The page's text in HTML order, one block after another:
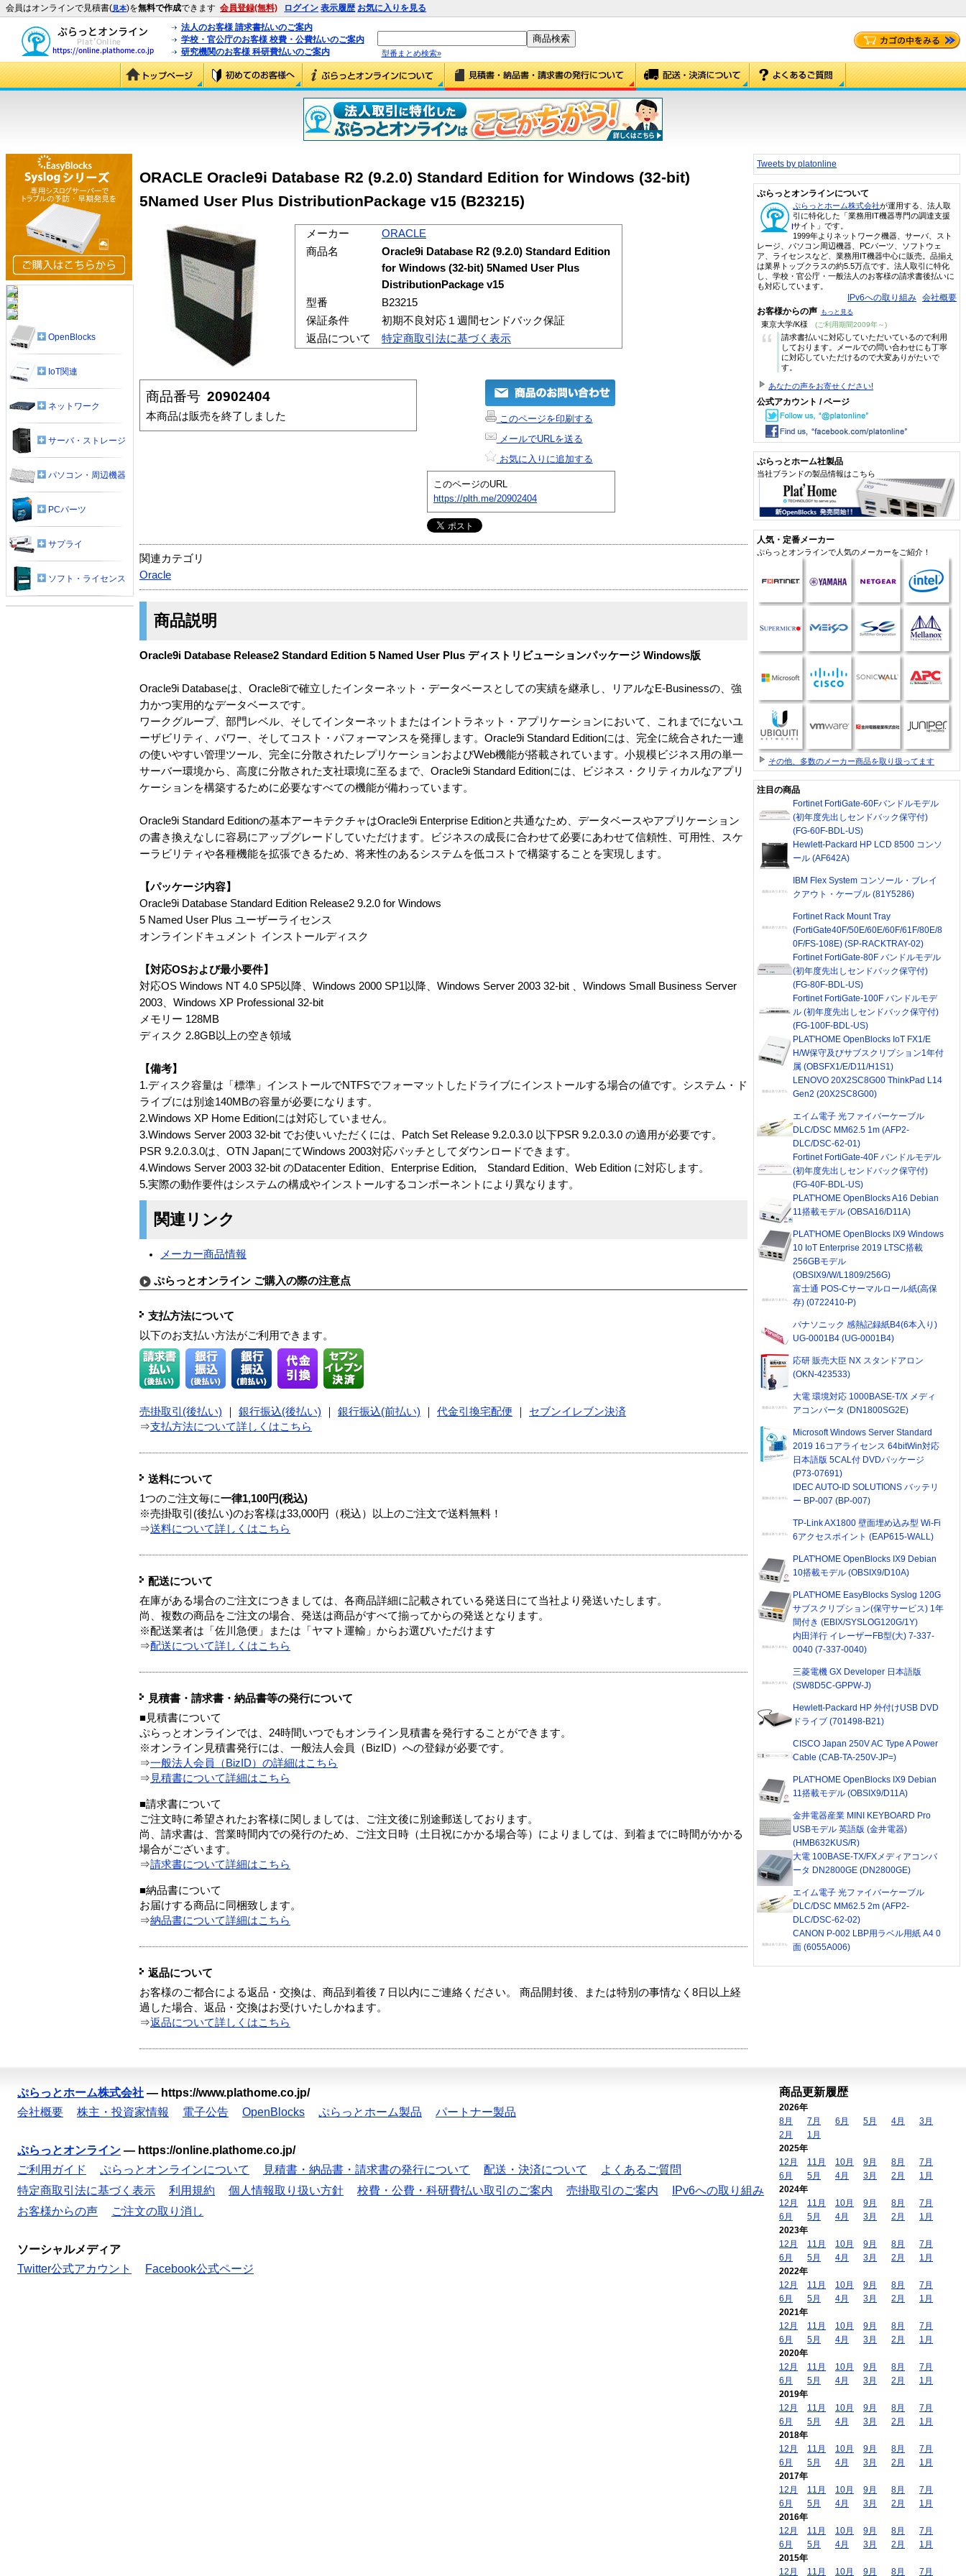
会員はオンラインで見積書(見本)を無料で作成できます 会員登録(無料) ログイン 表示履歴 お気に入りを見る
法人のお客様 請求書払いのご案内
学校・官公庁のお客様 校費・公費払いのご案内
研究機関のお客様 科研費払いのご案内
型番まとめ検索»
ORACLE Oracle9i Database R2 (9.2.0) Standard Edition for Windows (32-bit)
5Named User Plus DistributionPackage v15 (B23215)
メーカー
ORACLE
商品名
Oracle9i Database R2 (9.2.0) Standard Edition
for Windows (32-bit) 5Named User Plus
DistributionPackage v15
型番
B23215
保証条件
初期不良対応１週間センドバック保証
返品について
特定商取引法に基づく表示
商品番号 20902404
本商品は販売を終了しました
このページを印刷する
メールでURLを送る
お気に入りに追加する
このページのURL
https://plth.me/20902404
関連カテゴリ
Oracle
商品説明
Oracle9i Database Release2 Standard Edition 5 Named User Plus ディストリビューションパッケージ Windows版
Oracle9i Databaseは、Oracle8iで確立したインターネット・データベースとしての実績を継承し、リアルなE-Businessの、強
力かつ実用的なデータベースです。
ワークグループ、部門レベル、そしてインターネットまたはイントラネット・アプリケーションにおいて、これまでにないユ
ーザビリティ、パワー、そしてコスト・パフォーマンスを発揮します。Oracle9i Standard Editionには、完全に統合された一連
の使いやすい管理ツール、完全に分散されたレプリケーションおよびWeb機能が搭載されています。小規模ビジネス用の単一
サーバー環境から、高度に分散された支社環境に至るまで、Oracle9i Standard Editionには、ビジネス・クリティカルなアプリ
ケーションを構築するために必要なすべての機能が備わっています。
Oracle9i Standard Editionの基本アーキテクチャはOracle9i Enterprise Editionと共通なため、データベースやアプリケーション
の書き換えなしに容易にアップグレードしていただけます。ビジネスの成長に合わせて必要にあわせて信頼性、可用性、スケ
ーラビリティや各種機能を拡張できるため、将来性のあるシステムを低コストで構築することを実現します。
【パッケージ内容】
Oracle9i Database Standard Edition Release2 9.2.0 for Windows
5 Named User Plus ユーザーライセンス
オンラインドキュメント インストールディスク
【対応OSおよび最小要件】
対応OS Windows NT 4.0 SP5以降、Windows 2000 SP1以降、Windows Server 2003 32-bit 、Windows Small Business Server
2003、Windows XP Professional 32-bit
メモリー 128MB
ディスク 2.8GB以上の空き領域
【備考】
1.ディスク容量は「標準」インストールでNTFSでフォーマットしたドライブにインストールする場合の値です。システム・ド
ライブには別途140MBの容量が必要になります。
2.Windows XP Home Editionには対応していません。
3.Windows Server 2003 32-bit でお使いいただくには、Patch Set Release 9.2.0.3.0 以下PSR 9.2.0.3.0 の適用が必要です。
PSR 9.2.0.3.0は、OTN JapanにてWindows 2003対応パッチとしてダウンロードできます。
4.Windows Server 2003 32-bit のDatacenter Edition、Enterprise Edition, Standard Edition、Web Edition に対応します。
5.実際の動作要件はシステムの構成やインストールするコンポーネントにより異なります。
関連リンク
メーカー商品情報
ぷらっとオンライン ご購入の際の注意点
支払方法について
以下のお支払い方法がご利用できます。
売掛取引(後払い) 銀行振込(後払い) 銀行振込(前払い) 代金引換宅配便
セブンイレブン決済
⇒支払方法について詳しくはこちら
送料について
1つのご注文毎に一律1,100円(税込)
※売掛取引(後払い)のお客様は33,000円（税込）以上のご注文で送料無料！
⇒送料について詳しくはこちら
配送について
在庫がある場合のご注文につきましては、各商品詳細に記載されている発送日にて当社より発送いたします。
尚、複数の商品をご注文の場合、発送は商品がすべて揃ってからの発送となります。
※配送業者は「佐川急便」または「ヤマト運輸」からお選びいただけます
⇒配送について詳しくはこちら
見積書・請求書・納品書等の発行について
■見積書について
ぷらっとオンラインでは、24時間いつでもオンライン見積書を発行することができます。
※オンライン見積書発行には、一般法人会員（BizID）への登録が必要です。
⇒一般法人会員（BizID）の詳細はこちら
⇒ 見積書について詳細はこちら
■請求書について
ご注文時に希望されたお客様に関しましては、ご注文後に別途郵送しております。
尚、請求書は、営業時間内での発行のため、ご注文日時（土日祝にかかる場合等）によりましては、到着までに時間がかかる
場合がございます。
⇒請求書について詳細はこちら
■納品書について
お届けする商品に同梱致します。
⇒納品書について詳細はこちら
返品について
お客様のご都合による返品・交換は、商品到着後７日以内にご連絡ください。 商品開封後、または特別の事情なく8日以上経
過した場合、返品・交換はお受けいたしかねます。
⇒返品について詳しくはこちら
OpenBlocks
IoT関連
ネットワーク
サーバ・ストレージ
パソコン・周辺機器
PCパーツ
サプライ
ソフト・ライセンス
Tweets by platonline
ぷらっとオンラインについて
ぷらっとホーム株式会社が運用する、法人取
引に特化した「業務用IT機器専門の調達支援
サイト」です。
1999年よりネットワーク機器、サーバ、スト
レージ、パソコン周辺機器、PCパーツ、ソフトウェ
ア、ライセンスなど、業務用IT機器中心に販売。品揃え
は業界トップクラスの約5.5万点です。法人取引に特化
し、学校・官公庁・一般法人のお客様の請求書後払いに
も対応しています。
IPv6への取り組み 会社概要
お客様からの声 もっと見る
東京大学/K様 (ご利用期間2009年～)
“
請求書払いに対応していただいているので利用
しております。メールでの問い合わせにも丁寧
に対応していただけるので大変ありがたいで
す。
あなたの声をお寄せください!
公式アカウント / ページ
ぷらっとホーム社製品
当社ブランドの製品情報はこちら
人気・定番メーカー
ぷらっとオンラインで人気のメーカーをご紹介！
その他、多数のメーカー商品を取り扱ってます
注目の商品
Fortinet FortiGate-60Fバンドルモデル
(初年度先出しセンドバック保守付)
(FG-60F-BDL-US)
Hewlett-Packard HP LCD 8500 コンソ
ール (AF642A)
IBM Flex System コンソール・ブレイ
クアウト・ケーブル (81Y5286)
Fortinet Rack Mount Tray
(FortiGate40F/50E/60E/60F/61F/80E/8
0F/FS-108E) (SP-RACKTRAY-02)
Fortinet FortiGate-80F バンドルモデル
(初年度先出しセンドバック保守付)
(FG-80F-BDL-US)
Fortinet FortiGate-100F バンドルモデ
ル (初年度先出しセンドバック保守付)
(FG-100F-BDL-US)
PLAT'HOME OpenBlocks IoT FX1/E
H/W保守及びサブスクリプション1年付
属 (OBSFX1/E/D11/H1S1)
LENOVO 20X2SC8G00 ThinkPad L14
Gen2 (20X2SC8G00)
エイム電子 光ファイバーケーブル
DLC/DSC MM62.5 1m (AFP2-
DLC/DSC-62-01)
Fortinet FortiGate-40F バンドルモデル
(初年度先出しセンドバック保守付)
(FG-40F-BDL-US)
PLAT'HOME OpenBlocks A16 Debian
11搭載モデル (OBSA16/D11A)
PLAT'HOME OpenBlocks IX9 Windows
10 IoT Enterprise 2019 LTSC搭載
256GBモデル
(OBSIX9/W/L1809/256G)
富士通 POS-Cサーマルロール紙(高保
存) (0722410-P)
パナソニック 感熱記録紙B4(6本入り)
UG-0001B4 (UG-0001B4)
応研 販売大臣 NX スタンドアロン
(OKN-423533)
大電 環境対応 1000BASE-T/X メディ
アコンバータ (DN1800SG2E)
Microsoft Windows Server Standard
2019 16コアライセンス 64bitWin対応
日本語版 5CAL付 DVDパッケージ
(P73-07691)
IDEC AUTO-ID SOLUTIONS バッテリ
ー BP-007 (BP-007)
TP-Link AX1800 壁面埋め込み型 Wi-Fi
6アクセスポイント (EAP615-WALL)
PLAT'HOME OpenBlocks IX9 Debian
10搭載モデル (OBSIX9/D10A)
PLAT'HOME EasyBlocks Syslog 120G
サブスクリプション(保守サービス) 1年
間付き (EBIX/SYSLOG120G/1Y)
内田洋行 イレーザーFB型(大) 7-337-
0040 (7-337-0040)
三菱電機 GX Developer 日本語版
(SW8D5C-GPPW-J)
Hewlett-Packard HP 外付けUSB DVD
ドライブ (701498-B21)
CISCO Japan 250V AC Type A Power
Cable (CAB-TA-250V-JP=)
PLAT'HOME OpenBlocks IX9 Debian
11搭載モデル (OBSIX9/D11A)
金井電器産業 MINI KEYBOARD Pro
USBモデル 英語版 (金井電器)
(HMB632KUS/R)
大電 100BASE-TX/FXメディアコンバ
ータ DN2800GE (DN2800GE)
エイム電子 光ファイバーケーブル
DLC/DSC MM62.5 2m (AFP2-
DLC/DSC-62-02)
CANON P-002 LBP用ラベル用紙 A4 0
面 (6055A006)
ぷらっとホーム株式会社 — https://www.plathome.co.jp/
会社概要
株主・投資家情報 電子公告 OpenBlocks ぷらっとホーム製品 パートナー製品
ぷらっとオンライン — https://online.plathome.co.jp/
ご利用ガイド
ぷらっとオンラインについて 見積書・納品書・請求書の発行について 配送・決済について
よくあるご質問
特定商取引法に基づく表示
利用規約 個人情報取り扱い方針 校費・公費・科研費払い取引のご案内 売掛取引のご案内
IPv6への取り組み
お客様からの声
ご注文の取り消し
ソーシャルメディア
Twitter公式アカウント
Facebook公式ページ
商品更新履歴
2026年
8月
7月 6月 5月 4月
3月
2月
1月
2025年
12月
11月 10月 9月 8月
7月
6月
5月 4月 3月 2月
1月
2024年
12月
11月 10月 9月 8月
7月
6月
5月 4月 3月 2月
1月
2023年
12月
11月 10月 9月 8月
7月
6月
5月 4月 3月 2月
1月
2022年
12月
11月 10月 9月 8月
7月
6月
5月 4月 3月 2月
1月
2021年
12月
11月 10月 9月 8月
7月
6月
5月 4月 3月 2月
1月
2020年
12月
11月 10月 9月 8月
7月
6月
5月 4月 3月 2月
1月
2019年
12月
11月 10月 9月 8月
7月
6月
5月 4月 3月 2月
1月
2018年
12月
11月 10月 9月 8月
7月
6月
5月 4月 3月 2月
1月
2017年
12月
11月 10月 9月 8月
7月
6月
5月 4月 3月 2月
1月
2016年
12月
11月 10月 9月 8月
7月
6月
5月 4月 3月 2月
1月
2015年
12月
11月 10月 9月 8月 7月